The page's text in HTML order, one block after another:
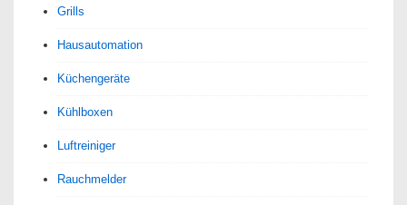
Grills
Hausautomation
Küchengeräte
Kühlboxen
Luftreiniger
Rauchmelder